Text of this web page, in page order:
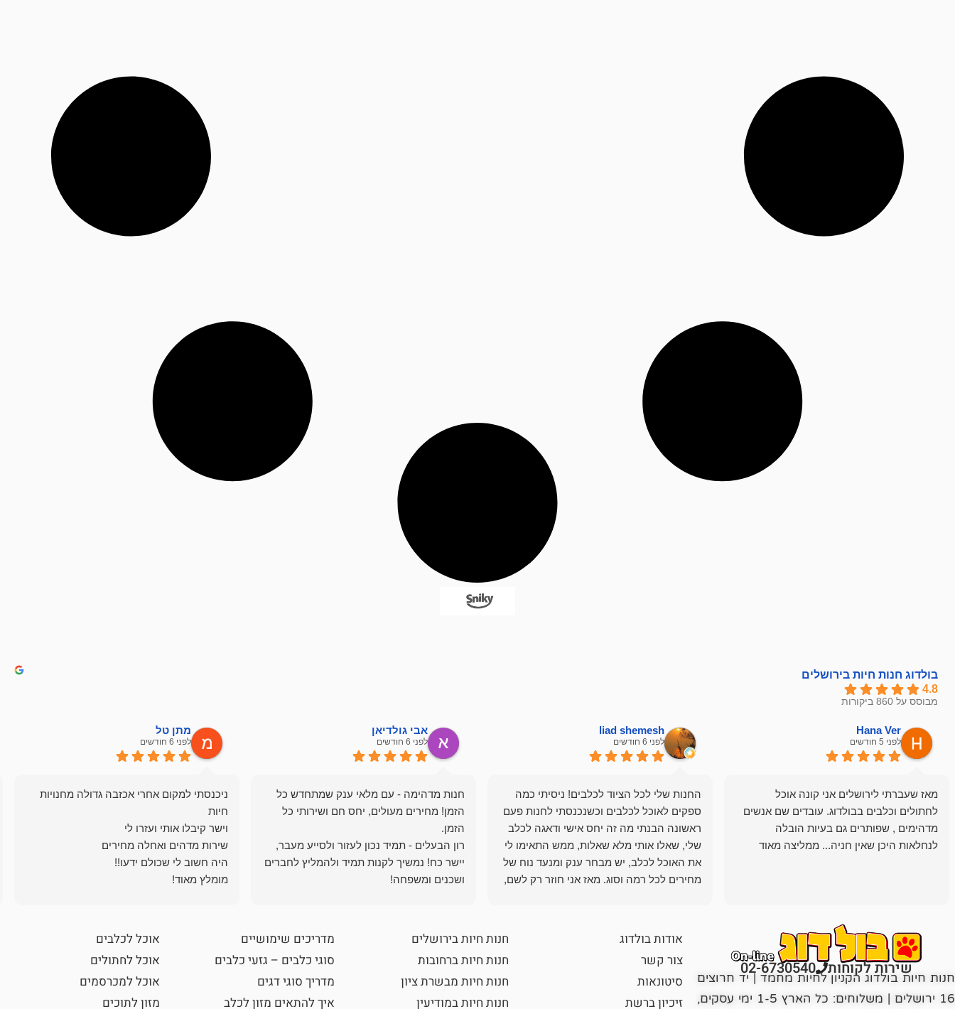
בולדוג חנות חיות בירושלים
4.8
מבוסס על 860 ביקורות
Hana Ver
לפני 5 חודשים
מאז שעברתי לירושלים אני קונה אוכל
לחתולים וכלבים בבולדוג. עובדים שם אנשים
מדהימים , שפותרים גם בעיות הובלה
לנחלאות היכן שאין חניה... ממליצה מאוד
liad shemesh
לפני 6 חודשים
החנות שלי לכל הציוד לכלבים! ניסיתי כמה
ספקים לאוכל לכלבים וכשנכנסתי לחנות פעם
ראשונה הבנתי מה זה יחס אישי ודאגה לכלב
שלי, שאלו אותי מלא שאלות, ממש התאימו לי
את האוכל לכלב, יש מבחר ענק ומנעד נוח של
מחירים לכל רמה וסוג. מאז אני חוזר רק לשם,
אבי גולדיאן
לפני 6 חודשים
חנות מדהימה - עם מלאי ענק שמתחדש כל
הזמן! מחירים מעולים, יחס חם ושירותי כל
רון הבעלים - תמיד נכון לעזור ולסייע מעבר,
יישר כח! נמשיך לקנות תמיד ולהמליץ לחברים
ושכנים ומשפחה!
מתן טל
לפני 6 חודשים
ניכנסתי למקום אחרי אכזבה גדולה מחנויות
מומלץ מאוד!
שירות לקוחות 02-6730540
חנות חיות בולדוג הקניון לחיות מחמד | יד חרוצים
16 ירושלים | משלוחים: כל הארץ 1-5 ימי עסקים,
אודות בולדוג
צור קשר
סיטונאות
זיכיון ברשת
חנות חיות בירושלים
חנות חיות ברחובות
חנות חיות מבשרת ציון
חנות חיות במודיעין
מדריכים שימושיים
סוגי כלבים – גזעי כלבים
מדריך סוגי דגים
איך להתאים מזון לכלב
אוכל לכלבים
אוכל לחתולים
אוכל למכרסמים
מזון לתוכים